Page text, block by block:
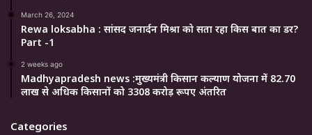
March 26, 2024
Rewa loksabha : सांसद जनार्दन मिश्रा को सता रहा किस बात का डर?
Part -1
2 weeks ago
Madhyapradesh news :मुख्यमंत्री किसान कल्याण योजना में 82.70
लाख से अधिक किसानों को 3308 करोड़ रूपए अंतरित
Categories